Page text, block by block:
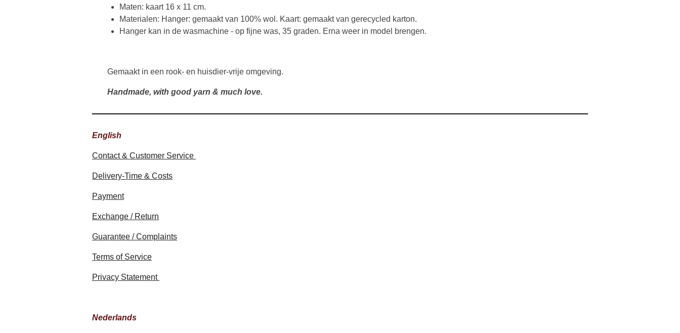
Maten: kaart 16 x 11 cm.
Materialen: Hanger: gemaakt van 100% wol. Kaart: gemaakt van gerecycled karton.
Hanger kan in de wasmachine - op fijne was, 35 graden. Erna weer in model brengen.
Gemaakt in een rook- en huisdier-vrije omgeving.
Handmade, with good yarn & much love.
English
Contact & Customer Service
Delivery-Time & Costs
Payment
Exchange / Return
Guarantee / Complaints
Terms of Service
Privacy Statement
Nederlands